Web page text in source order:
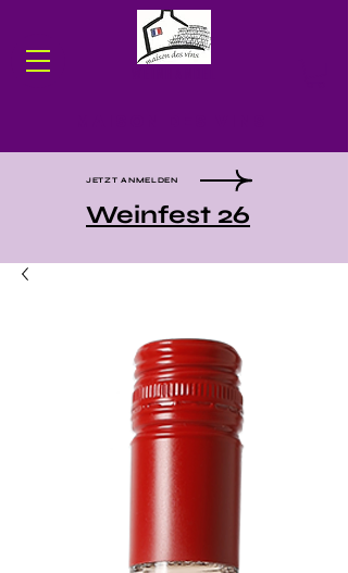
JETZT ANMELDEN
Weinfest 26